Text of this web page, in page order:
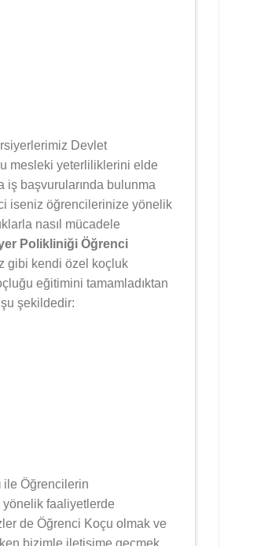
Devlet
mesleki yeterliliklerini elde
başvurularında bulunma
iseniz öğrencilerinize yönelik
nasıl mücadele
Polikliniği Öğrenci
gibi kendi özel koçluk
eğitimini tamamladıktan
şekildedir:
ile Öğrencilerin
faaliyetlerde
de Öğrenci Koçu olmak ve